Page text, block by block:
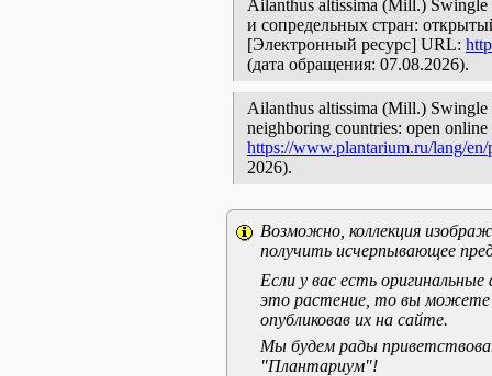
Ailanthus altissima (Mill.)
и сопредельных стран:
[Электронный ресурс] URL:
(дата обращения: 07.08.2026).
Ailanthus altissima (Mill.) Swingle
neighboring countries: open
https://www.plantarium.ru/lang/
2026).
Возможно, коллекция
получить исчерпывающее
Если у вас есть
это растение, то вы можете
опубликовав их на сайте.
Мы будем рады
"Плантариум"!